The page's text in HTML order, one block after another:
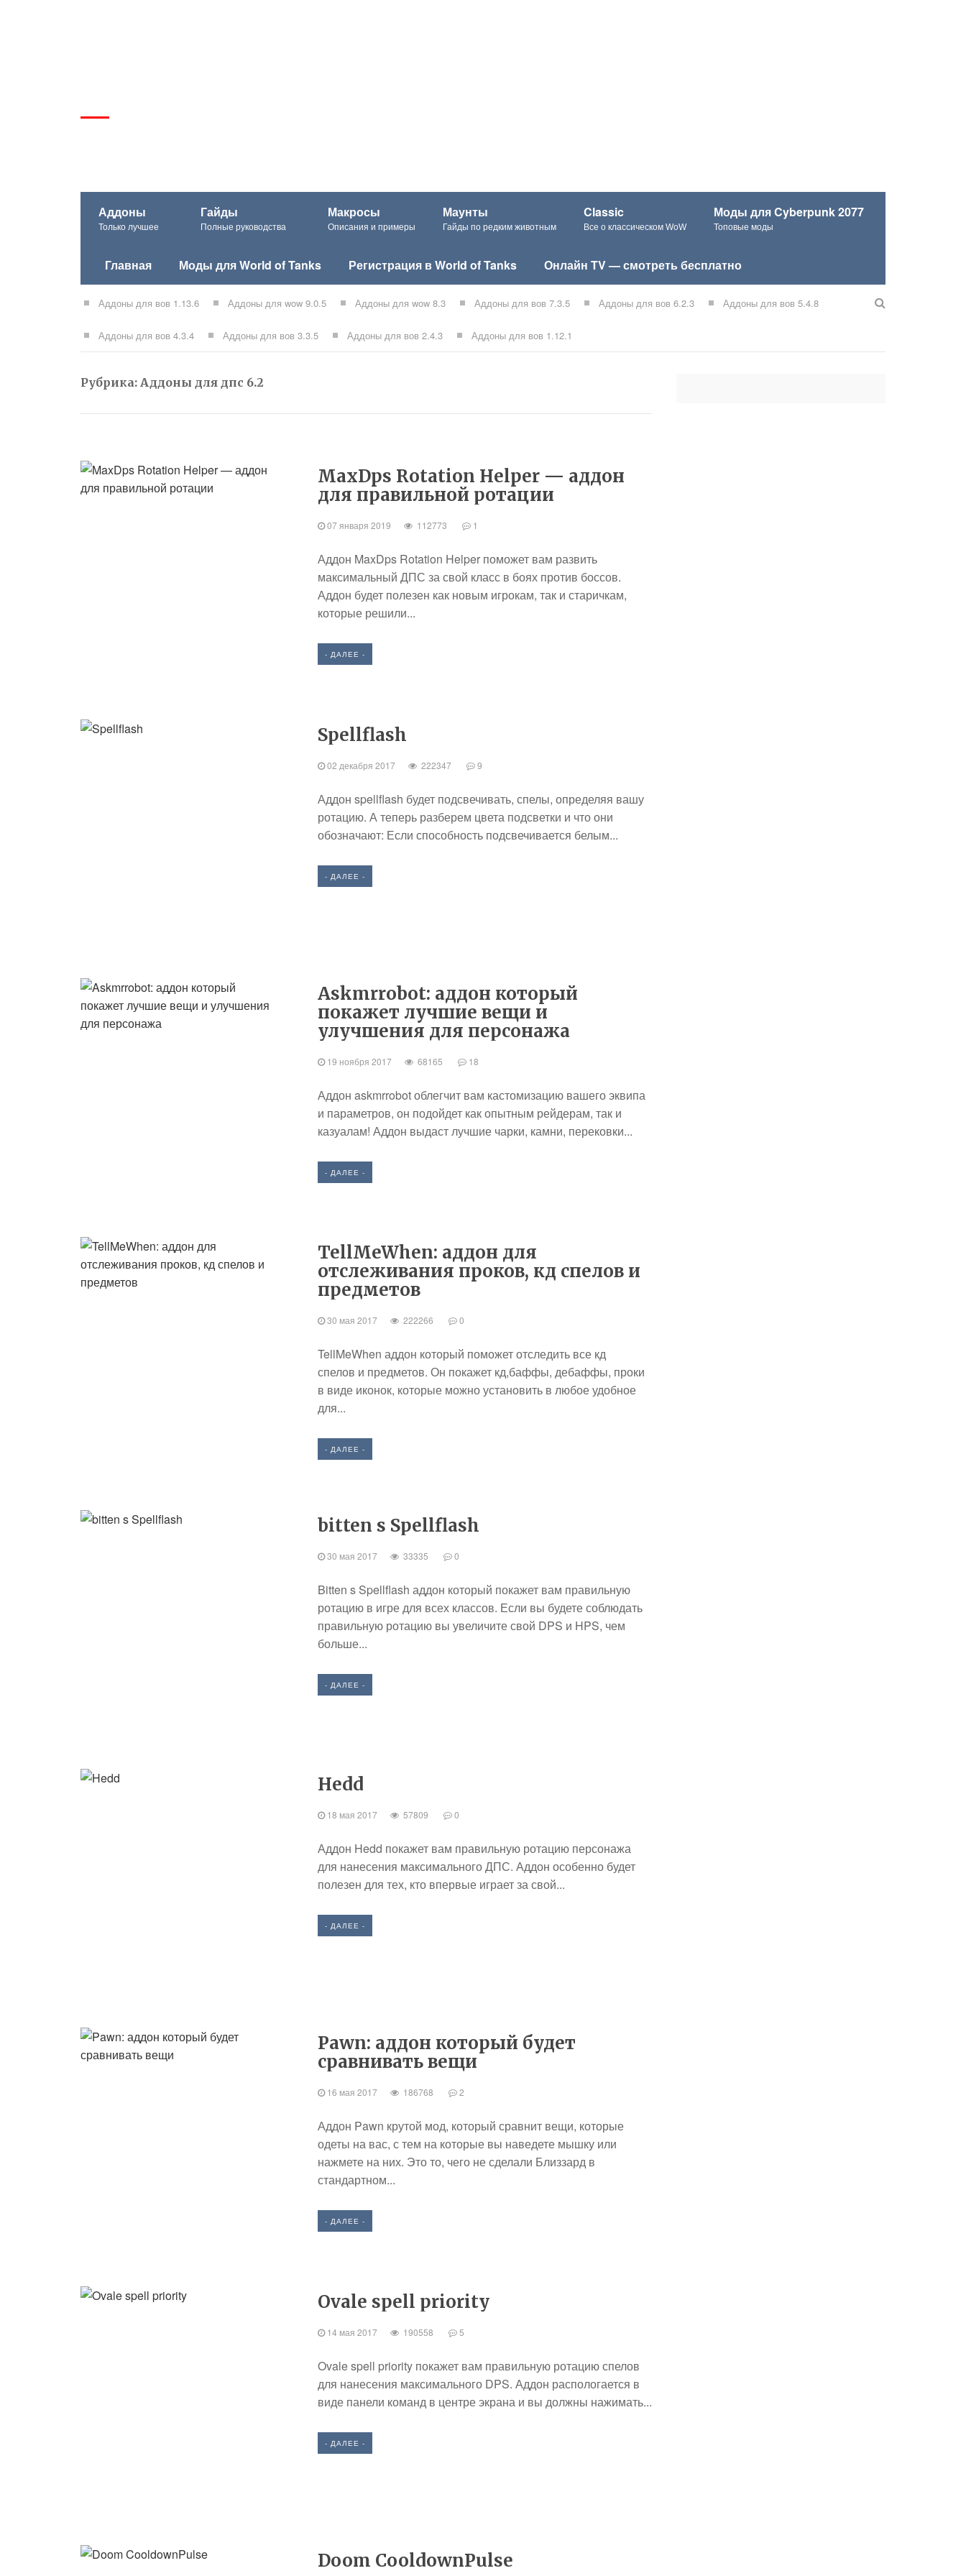
Аддоны
Только лучшее
Гайды
Полные руководства
Макросы
Описания и примеры
Маунты
Гайды по редким животным
Classic
Все о классическом WoW
Моды для Cyberpunk 2077
Топовые моды
Главная Моды для World of Tanks Регистрация в World of Tanks Онлайн TV — смотреть бесплатно
Аддоны для вов 1.13.6 Аддоны для wow 9.0.5 Аддоны для wow 8.3 Аддоны для вов 7.3.5 Аддоны для вов 6.2.3 Аддоны для вов 5.4.8
Аддоны для вов 4.3.4 Аддоны для вов 3.3.5 Аддоны для вов 2.4.3 Аддоны для вов 1.12.1
Рубрика: Аддоны для дпс 6.2
MaxDps Rotation Helper — аддон
для правильной ротации
07 января 2019 112773 1
Аддон MaxDps Rotation Helper поможет вам развить
максимальный ДПС за свой класс в боях против боссов.
Аддон будет полезен как новым игрокам, так и старичкам,
которые решили...
- ДАЛЕЕ -
Spellflash
02 декабря 2017 222347 9
Аддон spellflash будет подсвечивать, спелы, определяя вашу
ротацию. А теперь разберем цвета подсветки и что они
обозначают: Если способность подсвечивается белым...
- ДАЛЕЕ -
Askmrrobot: аддон который
покажет лучшие вещи и
улучшения для персонажа
19 ноября 2017 68165 18
Аддон askmrrobot облегчит вам кастомизацию вашего эквипа
и параметров, он подойдет как опытным рейдерам, так и
казуалам! Аддон выдаст лучшие чарки, камни, перековки...
- ДАЛЕЕ -
TellMeWhen: аддон для
отслеживания проков, кд спелов и
предметов
30 мая 2017 222266 0
TellMeWhen аддон который поможет отследить все кд
спелов и предметов. Он покажет кд,баффы, дебаффы, проки
в виде иконок, которые можно установить в любое удобное
для...
- ДАЛЕЕ -
bitten s Spellflash
30 мая 2017 33335 0
Bitten s Spellflash аддон который покажет вам правильную
ротацию в игре для всех классов. Если вы будете соблюдать
правильную ротацию вы увеличите свой DPS и HPS, чем
больше...
- ДАЛЕЕ -
Hedd
18 мая 2017 57809 0
Аддон Hedd покажет вам правильную ротацию персонажа
для нанесения максимального ДПС. Аддон особенно будет
полезен для тех, кто впервые играет за свой...
- ДАЛЕЕ -
Pawn: аддон который будет
сравнивать вещи
16 мая 2017 186768 2
Аддон Pawn крутой мод, который сравнит вещи, которые
одеты на вас, с тем на которые вы наведете мышку или
нажмете на них. Это то, чего не сделали Близзард в
стандартном...
- ДАЛЕЕ -
Ovale spell priority
14 мая 2017 190558 5
Ovale spell priority покажет вам правильную ротацию спелов
для нанесения максимального DPS. Аддон распологается в
виде панели команд в центре экрана и вы должны нажимать...
- ДАЛЕЕ -
Doom CooldownPulse